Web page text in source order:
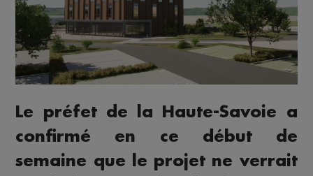
Le préfet de la Haute-Savoie a
confirmé en ce début de
semaine que le projet ne verrait